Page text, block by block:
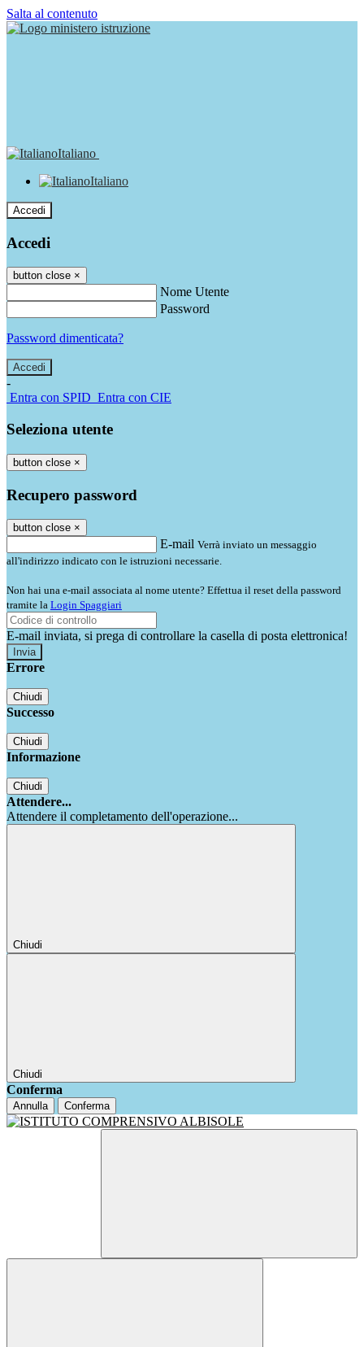
Salta al contenuto
Italiano
Italiano
Accedi
Accedi
button close ×
Nome Utente
Password
Password dimenticata?
-
Entra con SPID Entra con CIE
Seleziona utente
button close ×
Recupero password
button close ×
E-mail Verrà inviato un messaggio
all'indirizzo indicato con le istruzioni necessarie.
Non hai una e-mail associata al nome utente? Effettua il reset della password
tramite la Login Spaggiari
E-mail inviata, si prega di controllare la casella di posta elettronica!
Errore
Chiudi
Successo
Chiudi
Informazione
Chiudi
Attendere...
Attendere il completamento dell'operazione...
Chiudi
Chiudi
Conferma
Annulla Conferma